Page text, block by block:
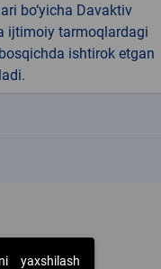
bo‘yicha Davaktiv
ijtimoiy tarmoqlardagi
ishtirok etgan
yaxshilash